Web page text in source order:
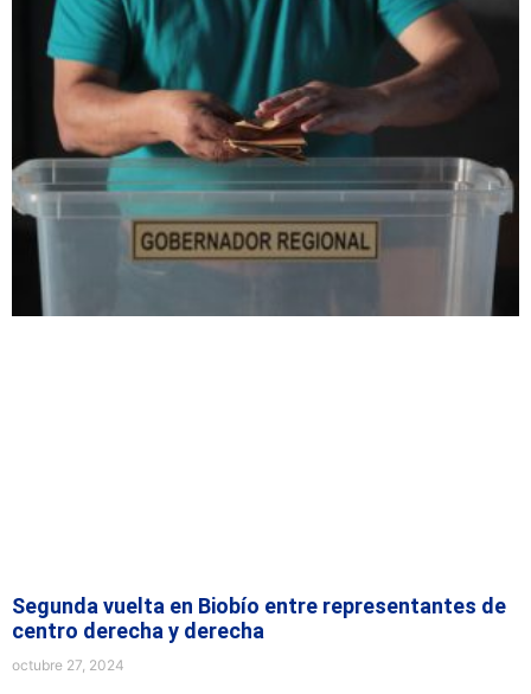
Segunda vuelta en Biobío entre representantes de
centro derecha y derecha
octubre 27, 2024